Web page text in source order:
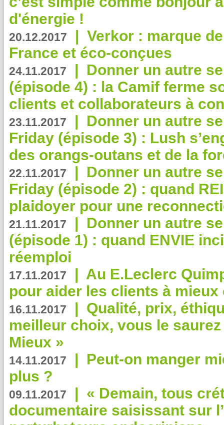
d'énergie !
20.12.2017 | Verkor : marque
France et éco-conçues
24.11.2017 | Donner un autre
(épisode 4) : la Camif ferme
clients et collaborateurs à
23.11.2017 | Donner un autre
Friday (épisode 3) : Lush
des orangs-outans et de la
22.11.2017 | Donner un autre
Friday (épisode 2) : quand
plaidoyer pour une
21.11.2017 | Donner un autre
(épisode 1) : quand ENVIE
réemploi
17.11.2017 | Au E.Leclerc
pour aider les clients à
16.11.2017 | Qualité, prix,
meilleur choix, vous le
Mieux »
14.11.2017 | Peut-on manger
plus ?
09.11.2017 | « Demain, tous
documentaire saisissant sur